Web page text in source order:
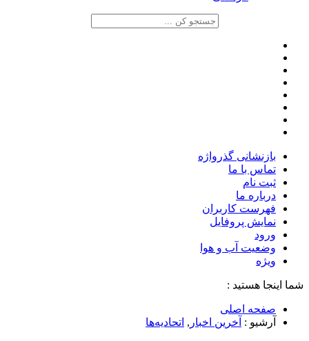
بازنشانی گذرواژه
تماس با ما
ثبت نام
درباره ما
فهرست کاربران
نمایش پروفایل
ورود
وضعیت آب و هوا
ویژه
شما اینجا هستید :
صفحه اصلی
آرشیو : آخرین اخبار , اتحادیه‌ها